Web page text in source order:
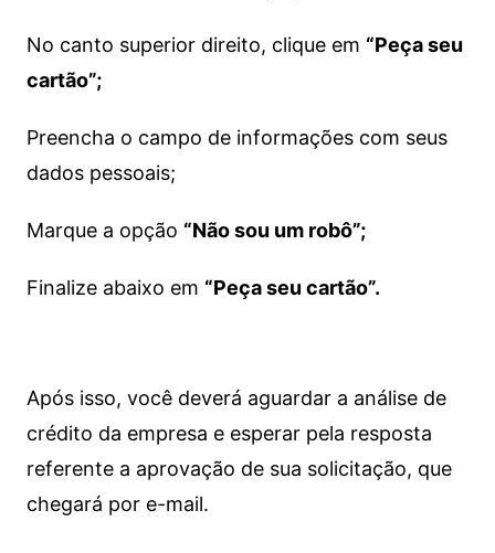
No canto superior direito, clique em “Peça seu
cartão”;
Preencha o campo de informações com seus
dados pessoais;
Marque a opção “Não sou um robô”;
Finalize abaixo em “Peça seu cartão”.
Após isso, você deverá aguardar a análise de
crédito da empresa e esperar pela resposta
referente a aprovação de sua solicitação, que
chegará por e-mail.